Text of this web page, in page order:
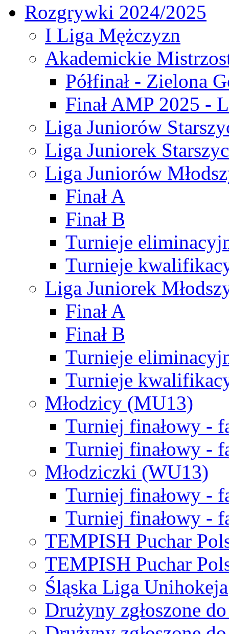
Rozgrywki 2024/2025
I Liga Mężczyzn
Akademickie
Półfinał - Zielona
Finał AMP 2025 -
Liga Juniorów
Liga Juniorek
Liga Juniorów
Finał A
Finał B
Turnieje
Turnieje
Liga Juniorek
Finał A
Finał B
Turnieje
Turnieje
Młodzicy (MU13)
Turniej finałowy -
Turniej finałowy -
Młodziczki (WU13)
Turniej finałowy -
Turniej finałowy -
TEMPISH Puchar
TEMPISH Puchar
Śląska Liga Unihokeja
Drużyny zgłoszone